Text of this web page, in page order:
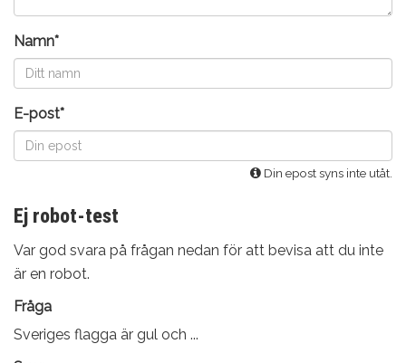
Namn*
E-post*
Din epost syns inte utåt.
Ej robot-test
Var god svara på frågan nedan för att bevisa att du inte
är en robot.
Fråga
Sveriges flagga är gul och ...